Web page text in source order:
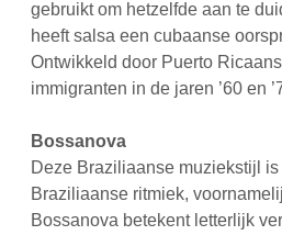
gebruikt om hetzelfde aan te
heeft salsa een cubaanse
Ontwikkeld door Puerto
immigranten in de jaren ’60 en
Bossanova
Deze Braziliaanse muziekstijl
Braziliaanse ritmiek,
Bossanova betekent letterlijk